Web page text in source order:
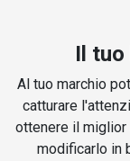
Il
Al tuo marchio
catturare
ottenere il
modificarlo in